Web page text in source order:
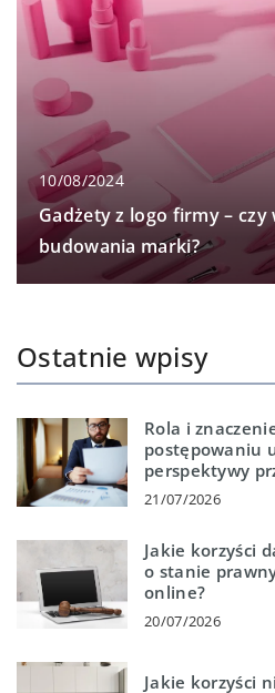
10/08/2024
Gadżety z logo firmy –
budowania marki?
Ostatnie wpisy
Rola i
postępowaniu
perspektywy
21/07/2026
Jakie korzyści
o stanie
online?
20/07/2026
Jakie korzyści